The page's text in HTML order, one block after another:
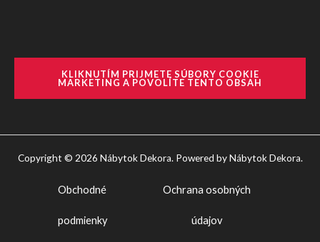
KLIKNUTÍM PRIJMETE SÚBORY COOKIE
MARKETING A POVOLÍTE TENTO OBSAH
Copyright © 2026 Nábytok Dekora. Powered by Nábytok Dekora.
Obchodné
podmienky
Ochrana osobných
údajov